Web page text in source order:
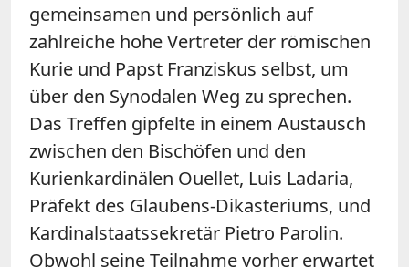
gemeinsamen und persönlich auf
zahlreiche hohe Vertreter der römischen
Kurie und Papst Franziskus selbst, um
über den Synodalen Weg zu sprechen.
Das Treffen gipfelte in einem Austausch
zwischen den Bischöfen und den
Kurienkardinälen Ouellet, Luis Ladaria,
Präfekt des Glaubens-Dikasteriums, und
Kardinalstaatssekretär Pietro Parolin.
Obwohl seine Teilnahme vorher erwartet